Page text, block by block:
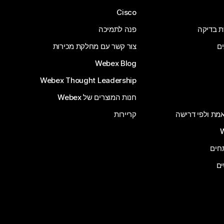
בדיקה
אמת ולפי דרישה
Cisco
פנה לתמיכה
צור קשר עם מחלקת מכירות
Webex Blog
Webex Thought Leadership
חנות המוצרים של Webex
קריירות